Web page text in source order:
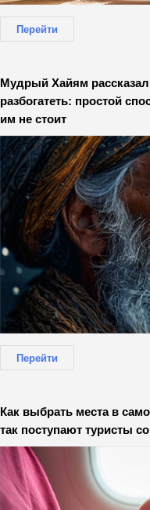
Перейти
Мудрый Хайям
разбогатеть: простой
им не стоит
Перейти
Как выбрать места в
так поступают туристы